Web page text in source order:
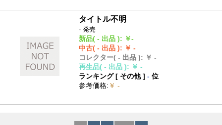
タイトル不明
- 発売
新品( - 出品 ): ￥-
中古( - 出品 ): ￥ -
コレクター( - 出品 ): ￥ -
再生品( - 出品 ): ￥ -
ランキング [ その他]- 位
参考価格: ￥ -